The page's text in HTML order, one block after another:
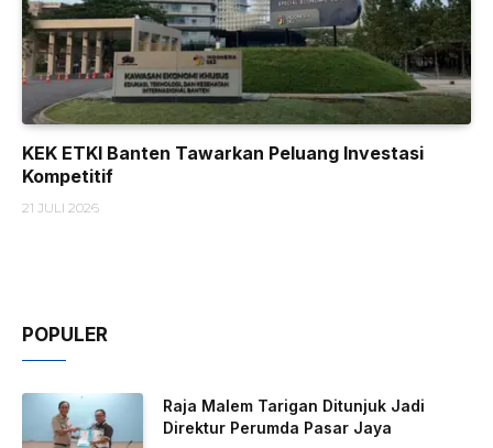
KEK ETKI Banten Tawarkan Peluang Investasi
Kompetitif
21 JULI 2026
POPULER
Raja Malem Tarigan Ditunjuk Jadi
Direktur Perumda Pasar Jaya